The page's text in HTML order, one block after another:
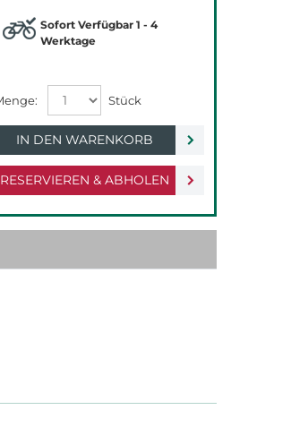
RESERVIEREN & ABHOLEN
Sofort Verfügbar 1 - 4
Werktage
IN DEN WARENKORB